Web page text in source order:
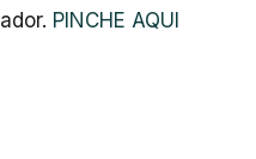
PINCHE AQUI